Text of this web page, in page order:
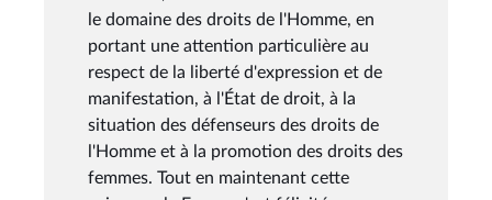
le domaine des droits de l'Homme, en
portant une attention particulière au
respect de la liberté d'expression et de
manifestation, à l'État de droit, à la
situation des défenseurs des droits de
l'Homme et à la promotion des droits des
femmes. Tout en maintenant cette